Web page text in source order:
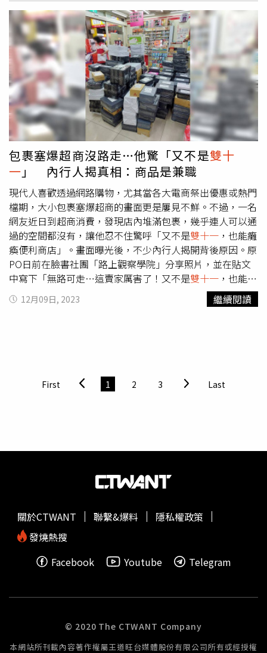
怕怕。唉真的太失望了，沒什麼誠信的商家，請大家要注意
錢是小事，做生意沒有誠信，社會是怎麼了？唉。」貼文一
出引起討論，網友紛紛留言「是的，現在詐騙很多，什麼都
可用騙的」、「千萬不能在臉書買東西」、「這個是詐騙手
段，就是拖，最後封鎖」、「沒事，就騙一次，我們都遇
過，下次只能親眼看或摸到真品再來交易」、「這是詐騙網
頁」。
包裹塞爆超商沒路走…他驚「又不是雙十
一 」 內行人揭真相：商品是兼職
現代人喜歡透過網路購物，尤其當各大電商祭出優惠或熱門
檔期，大小包裹塞爆超商的畫面更是屢見不鮮。不過，一名
網友近日到超商消費，發現店內堆滿包裹，幾乎連人可以通
過的空間都沒有，讓他忍不住驚呼「又不是雙十一 ，也能癱
瘓便利商店」。畫面曝光後，不少內行人揭開背後原因。原
PO日前在臉書社團「路上觀察學院」分享照片，並在貼文
中寫下「無路可走…這賣家厲害了！又不是雙十一 ，也能癱
瘓便利商店。」只見超商店內堆滿大大小小的包裹，幾乎連
人可以通過的空間都沒有，一旁的店員則忙著將包裹分門別
裡面是貨山，刷貨＋塞貨箱非常麻煩（沒路可以走）」、
「辛苦店員了」。另外，內行人提到「因為Ok不是免運，
「Ok好像就是包裹特別多」、「Ok其實是蝦皮店到店，其
便利商店，只有寄取貨跟繳費），結果才開三個月就被貨量
12月09日, 2023 繼續閱讀
First 1 2 3 Last
關於CTWANT 聯繫&爆料
隱私權政策
發燒熱搜
Facebook
Youtube Telegram
© 2020 The CTWANT Company
本網站所刊載內容著作權屬王道旺台媒體股份有限公司所有或經授權